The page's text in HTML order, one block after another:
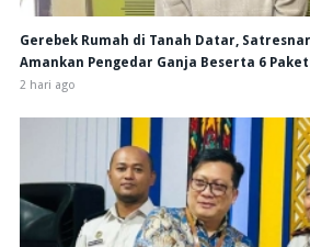
Gerebek Rumah di Tanah Datar,
Amankan Pengedar Ganja Beserta 6
2 hari ago